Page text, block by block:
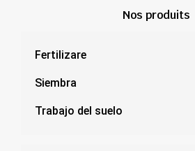
Nos produits
Fertilizare
Siembra
Trabajo del suelo